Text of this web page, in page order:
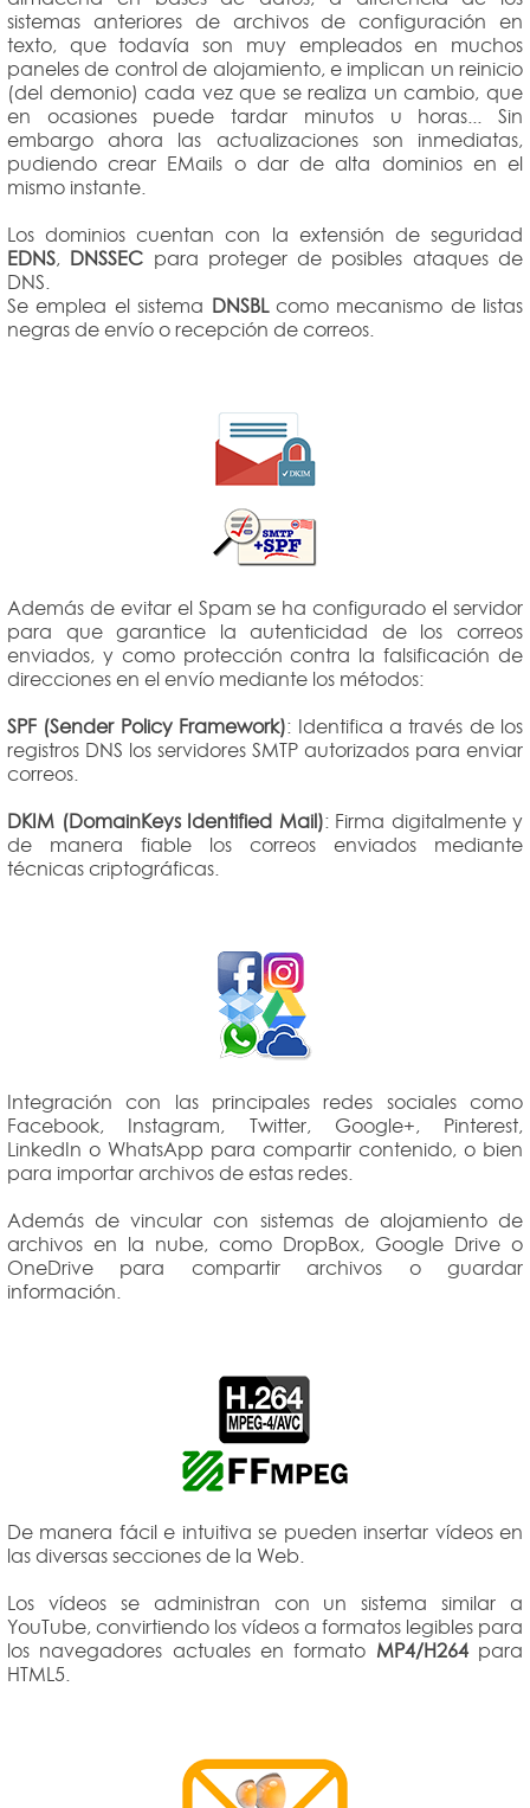
sistemas anteriores de archivos de configuración en
texto, que todavía son muy empleados en muchos
paneles de control de alojamiento, e implican un reinicio
(del demonio) cada vez que se realiza un cambio, que
en ocasiones puede tardar minutos u horas... Sin
embargo ahora las actualizaciones son inmediatas,
pudiendo crear EMails o dar de alta dominios en el
mismo instante.
Los dominios cuentan con la extensión de seguridad
EDNS, DNSSEC para proteger de posibles ataques de
DNS.
Se emplea el sistema DNSBLcomo mecanismo de listas
negras de envío o recepción de correos.
Además de evitar el Spam se ha configurado el servidor
para que garantice la autenticidad de los correos
enviados, y como protección contra la falsificación de
direcciones en el envío mediante los métodos:
SPF (Sender Policy Framework): Identifica a través de los
registros DNS los servidores SMTP autorizados para enviar
correos.
DKIM (DomainKeys Identified Mail): Firma digitalmente y
de manera fiable los correos enviados mediante
técnicas criptográficas.
Integración con las principales redes sociales como
Facebook, Instagram, Twitter, Google+, Pinterest,
LinkedIn o WhatsApp para compartir contenido, o bien
para importar archivos de estas redes.
Además de vincular con sistemas de alojamiento de
archivos en la nube, como DropBox, Google Drive o
OneDrive para compartir archivos o guardar
información.
De manera fácil e intuitiva se pueden insertar vídeos en
las diversas secciones de la Web.
Los vídeos se administran con un sistema similar a
YouTube, convirtiendo los vídeos a formatos legibles para
los navegadores actuales en formato MP4/H264para
HTML5.